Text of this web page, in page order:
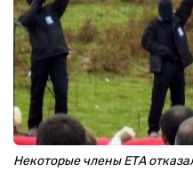
Некоторые члены ЕТА